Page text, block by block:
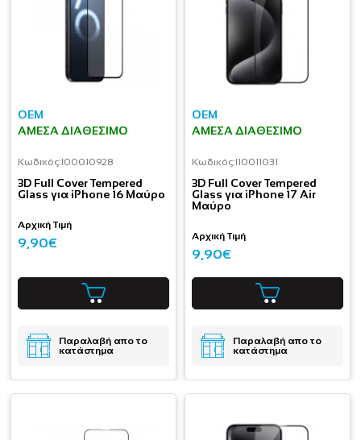
OEM
ΆΜΕΣΑ ΔΙΑΘΈΣΙΜΟ
Κωδικός:I00010928
3D Full Cover Tempered
Glass για iPhone 16 Μαύρο
Αρχική Τιμή
9,90€
Παραλαβή απο το
κατάστημα
OEM
ΆΜΕΣΑ ΔΙΑΘΈΣΙΜΟ
Κωδικός:I10011031
3D Full Cover Tempered
Glass για iPhone 17 Air
Μαύρο
Αρχική Τιμή
9,90€
Παραλαβή απο το
κατάστημα